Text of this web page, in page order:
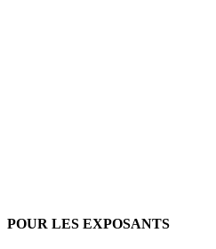
POUR LES EXPOSANTS